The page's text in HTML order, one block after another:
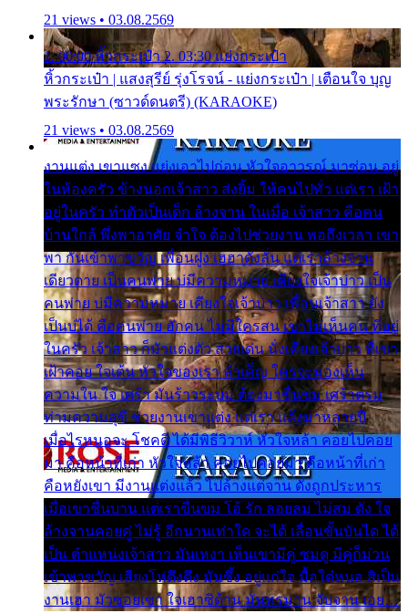
21 views • 03.08.2569
1. 00:00 หิ้วกระเป๋า 2. 03:30 แย่งกระเป๋า
หิ้วกระเป๋า | แสงสุรีย์ รุ่งโรจน์ - แย่งกระเป๋า | เตือนใจ บุญ
พระรักษา (ซาวด์ดนตรี) (KARAOKE)
21 views • 03.08.2569
งานแต่ง เขาแซง แย่งเอาไปก่อน หัวใจอาวรณ์ มาซ่อน อยู่
ในห้องครัว ข้างนอกเจ้าสาว ส่งยิ้ม ให้คนไปทั่ว แต่เรา เฝ้า
อยู่ในครัว ทำตัวเป็นเด็ก ล้างจาน ในเมื่อ เจ้าสาว คือคน
บ้านใกล้ พึ่งพาอาศัย จำใจ ต้องไปช่วยงาน พอถึงเวลา เขา
พา กันเข้าพาขวัญ เพื่อนฝูง เฮฮาดังลั่น แต่เราล้างจาน
เดียวดาย เป็นคนพ่าย บ่มีความหมาย เคียงใจเจ้าบ่าว เป็น
คนพ่าย บ่มีความหมาย เคียงใจเจ้าบ่าว เพื่อนเจ้าสาว ยัง
เป็นบ่ได้ คือคนพ่าย ฮักคน ไม่มีใครสน เขาไม่เห็นคน ที่อยู่
ในครัว เจ้าสาว ก็มัวแต่งตัว สวยเด่น นั่งเคียงเจ้าบ่าว ที่เขา
เฝ้าคอย ใจเต้น หัวใจของเรา ลำเค็ญ ใครจะมองเห็น
ความใน ใจ เศร้า มันร้าวระบม ต้องมาขื่นขม เศร้าตรม
ท่ามความสุขี ช่วยงานเขาแต่ง แต่เรา แล้งมาหลายปี
เมื่อไรหนอจะ โชคดี ได้มีพิธีวิวาห์ หัวใจหล้า คอยไปคอย
มา คือหน้าที่เก่า หัวใจหล้า คอยไปคอยมา คือหน้าที่เก่า
คือหยังเขา มีงานแต่งแล้ว ไปล้างแต่จาน ดั่งถูกประหาร
เมื่อเขาชื่นบาน แต่เราขื่นขม โอ้ รัก ลอยลม ไม่สม ดัง ใจ
ล้างจานคอยคู่ ไม่รู้ อีกนานเท่าใด จะได้ เลื่อนขั้นบันได ได้
เป็น ตำแหน่งเจ้าสาว มันเหงา เห็นเขามีคู่ ซมดู มีคู่ก็ม่วน
เข้าพาขวัญ เสียงโห่ตึงตึง มันซึ้ง อยู่แก่ใจ มื้อใด๋หนอ สิเป็น
งานเฮา มัวซอยเขา ใจเฮาซิด้าน มันทรมาน จับจาน เอย…